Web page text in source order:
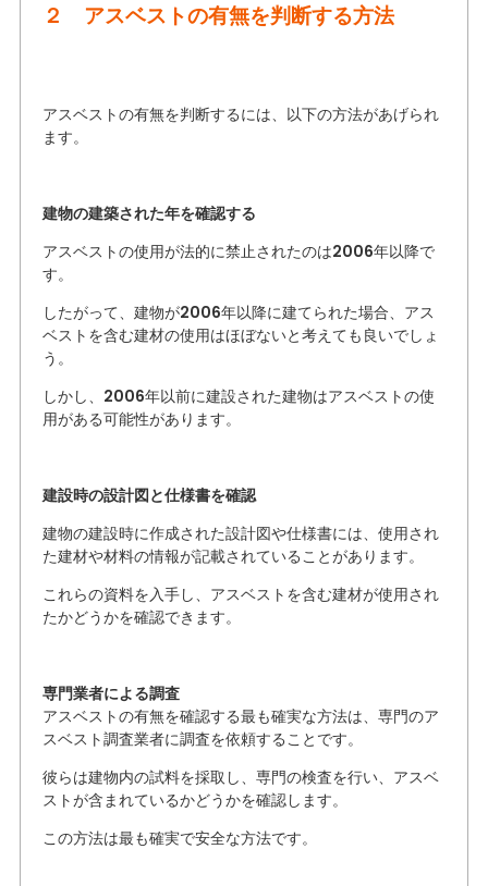
２ アスベストの有無を判断する方法
アスベストの有無を判断するには、以下の方法があげられ
ます。
建物の建築された年を確認する
アスベストの使用が法的に禁止されたのは2006年以降で
す。
したがって、建物が2006年以降に建てられた場合、アス
ベストを含む建材の使用はほぼないと考えても良いでしょ
う。
しかし、2006年以前に建設された建物はアスベストの使
用がある可能性があります。
建設時の設計図と仕様書を確認
建物の建設時に作成された設計図や仕様書には、使用され
た建材や材料の情報が記載されていることがあります。
これらの資料を入手し、アスベストを含む建材が使用され
たかどうかを確認できます。
専門業者による調査
アスベストの有無を確認する最も確実な方法は、専門のア
スベスト調査業者に調査を依頼することです。
彼らは建物内の試料を採取し、専門の検査を行い、アスベ
ストが含まれているかどうかを確認します。
この方法は最も確実で安全な方法です。